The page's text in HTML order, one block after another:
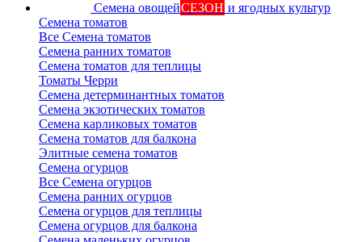
Семена овощейСЕЗОН и ягодных культур
Семена томатов
Все Семена томатов
Семена ранних томатов
Семена томатов для теплицы
Томаты Черри
Семена детерминантных томатов
Семена экзотических томатов
Семена карликовых томатов
Семена томатов для балкона
Элитные семена томатов
Семена огурцов
Все Семена огурцов
Семена ранних огурцов
Семена огурцов для теплицы
Семена огурцов для балкона